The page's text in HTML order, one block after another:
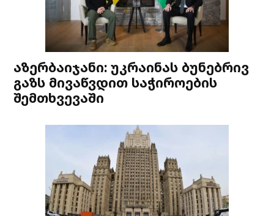
აზერბაიჯანი: უკრაინას ბუნებრივ
გაზს მივაწვდით საჭიროების
შემთხვევაში